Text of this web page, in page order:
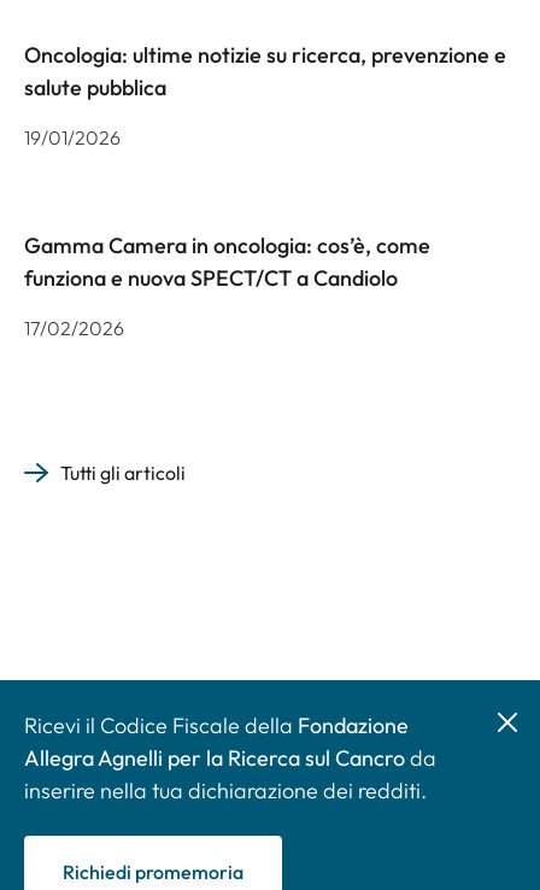
Oncologia: ultime notizie su ricerca, prevenzione e
salute pubblica
19/01/2026
Gamma Camera in oncologia: cos’è, come
funziona e nuova SPECT/CT a Candiolo
17/02/2026
Tutti gli articoli
Ricevi il Codice Fiscale della Fondazione
Allegra Agnelli per la Ricerca sul Cancroda
inserire nella tua dichiarazione dei redditi.
Richiedi promemoria